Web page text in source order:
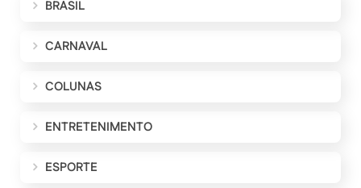
BRASIL
CARNAVAL
COLUNAS
ENTRETENIMENTO
ESPORTE